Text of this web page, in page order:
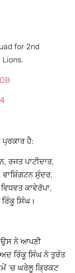
for 2nd
ਹੈ:
ਰਜਤ ਪਾਟੀਦਾਰ,
ਵਾਸ਼ਿੰਗਟਨ ਸੁੰਦਰ,
ਕਾਵੇਰੱਪਾ,
ਸਿੰਘ।
ਉਸ ਨੇ ਆਪਣੀ
ਰਿੰਕੂ ਸਿੰਘ ਨੇ ਤੁਰੰਤ
‘ਚ ਘਰੇਲੂ ਕ੍ਰਿਕਟ